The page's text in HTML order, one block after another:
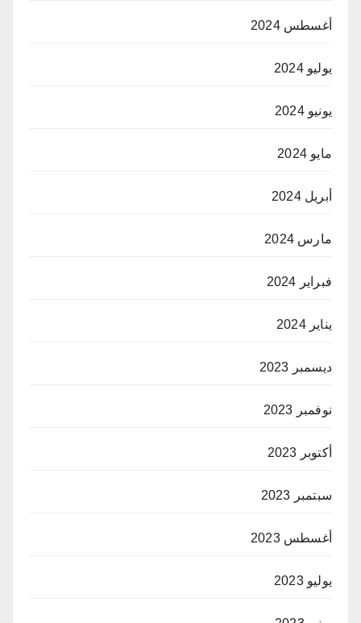
أغسطس 2024
يوليو 2024
يونيو 2024
مايو 2024
أبريل 2024
مارس 2024
فبراير 2024
يناير 2024
ديسمبر 2023
نوفمبر 2023
أكتوبر 2023
سبتمبر 2023
أغسطس 2023
يوليو 2023